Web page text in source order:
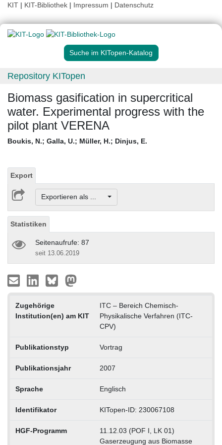
KIT | KIT-Bibliothek | Impressum | Datenschutz
Suche im KITopen-Katalog
Repository KITopen
Biomass gasification in supercritical
water. Experimental progress with the
pilot plant VERENA
Boukis, N.; Galla, U.; Müller, H.; Dinjus, E.
Export
Exportieren als ...
Statistiken
Seitenaufrufe: 87
seit 13.06.2019
Zugehörige
Institution(en) am KIT
ITC – Bereich Chemisch-
Physikalische Verfahren (ITC-
CPV)
Publikationstyp Vortrag
Publikationsjahr 2007
Sprache Englisch
Identifikator KITopen-ID: 230067108
HGF-Programm
11.12.03 (POF I, LK 01)
Gaserzeugung aus Biomasse